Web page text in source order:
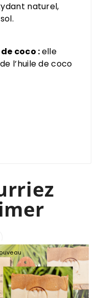
naturel,
coco :elle
l’huile de coco